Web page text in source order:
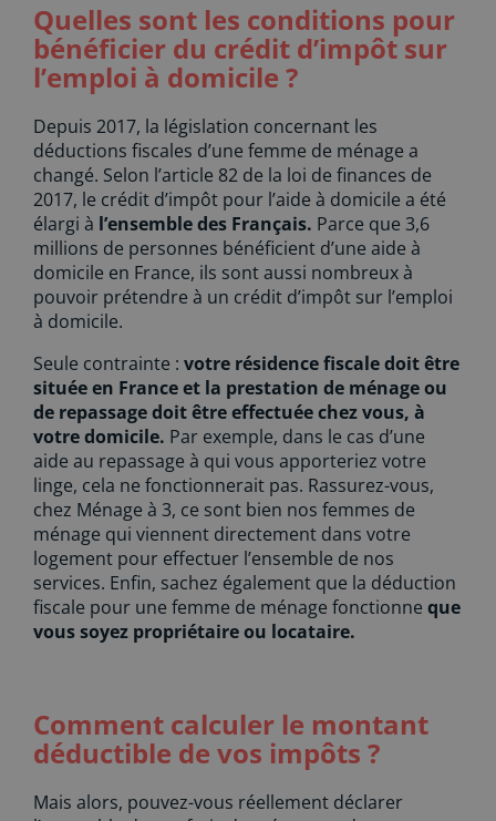
Quelles sont les conditions pour
bénéficier du crédit d’impôt sur
l’emploi à domicile ?
Depuis 2017, la législation concernant les
déductions fiscales d’une femme de ménage a
changé. Selon l’article 82 de la loi de finances de
2017, le crédit d’impôt pour l’aide à domicile a été
élargi à l’ensemble des Français. Parce que 3,6
millions de personnes bénéficient d’une aide à
domicile en France, ils sont aussi nombreux à
pouvoir prétendre à un crédit d’impôt sur l’emploi
à domicile.
Seule contrainte : votre résidence fiscale doit être
située en France et la prestation de ménage ou
de repassage doit être effectuée chez vous, à
votre domicile. Par exemple, dans le cas d’une
aide au repassage à qui vous apporteriez votre
linge, cela ne fonctionnerait pas. Rassurez-vous,
chez Ménage à 3, ce sont bien nos femmes de
ménage qui viennent directement dans votre
logement pour effectuer l’ensemble de nos
services. Enfin, sachez également que la déduction
fiscale pour une femme de ménage fonctionne que
vous soyez propriétaire ou locataire.
Comment calculer le montant
déductible de vos impôts ?
Mais alors, pouvez-vous réellement déclarer